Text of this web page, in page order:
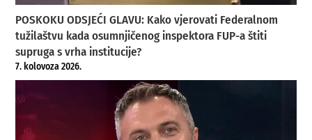
POSKOKU ODSJEĆI GLAVU: Kako vjerovati Federalnom
tužilaštvu kada osumnjičenog inspektora FUP-a štiti
supruga s vrha institucije?
7. kolovoza 2026.